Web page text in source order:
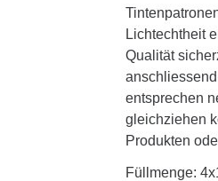
Lichtechtheit
Qualität
entsprechen
gleichziehen
Produkten
Füllmenge: